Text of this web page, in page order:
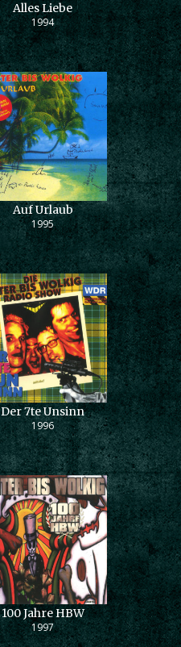
Alles Liebe
1994
Auf Urlaub
1995
Der 7te Unsinn
1996
100 Jahre HBW
1997